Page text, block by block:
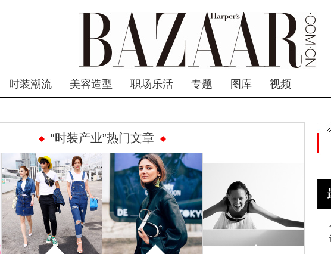
时装潮流 美容造型 职场乐活 专题 图库 视频
“时装产业”热门文章